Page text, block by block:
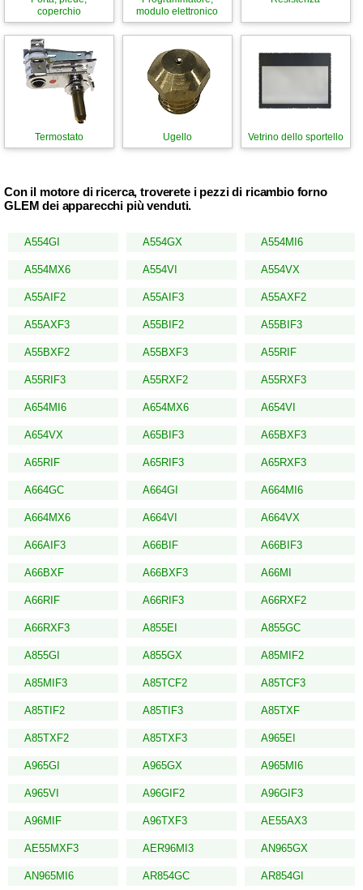
coperchio
modulo elettronico
Termostato Ugello Vetrino dello sportello
Con il motore di ricerca, troverete i pezzi di ricambio forno
GLEM dei apparecchi più venduti.
A554GI A554GX A554MI6
A554MX6 A554VI A554VX
A55AIF2 A55AIF3 A55AXF2
A55AXF3 A55BIF2 A55BIF3
A55BXF2 A55BXF3 A55RIF
A55RIF3 A55RXF2 A55RXF3
A654MI6 A654MX6 A654VI
A654VX A65BIF3 A65BXF3
A65RIF A65RIF3 A65RXF3
A664GC A664GI A664MI6
A664MX6 A664VI A664VX
A66AIF3 A66BIF A66BIF3
A66BXF A66BXF3 A66MI
A66RIF A66RIF3 A66RXF2
A66RXF3 A855EI A855GC
A855GI A855GX A85MIF2
A85MIF3 A85TCF2 A85TCF3
A85TIF2 A85TIF3 A85TXF
A85TXF2 A85TXF3 A965EI
A965GI A965GX A965MI6
A965VI A96GIF2 A96GIF3
A96MIF A96TXF3 AE55AX3
AE55MXF3 AER96MI3 AN965GX
AN965MI6 AR854GC AR854GI